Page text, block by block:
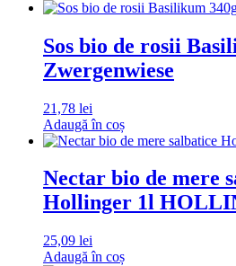
Sos bio de rosii
Zwergenwiese
21,78 lei
Adaugă în coș
Nectar bio de mere
Hollinger 1l
25,09 lei
Adaugă în coș